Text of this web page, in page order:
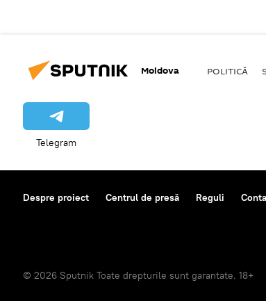
Moldova POLITICĂ
Telegram
Despre proiect Centrul de presă Reguli
© 2026 Sputnik Toate drepturile sunt garantate. 18+